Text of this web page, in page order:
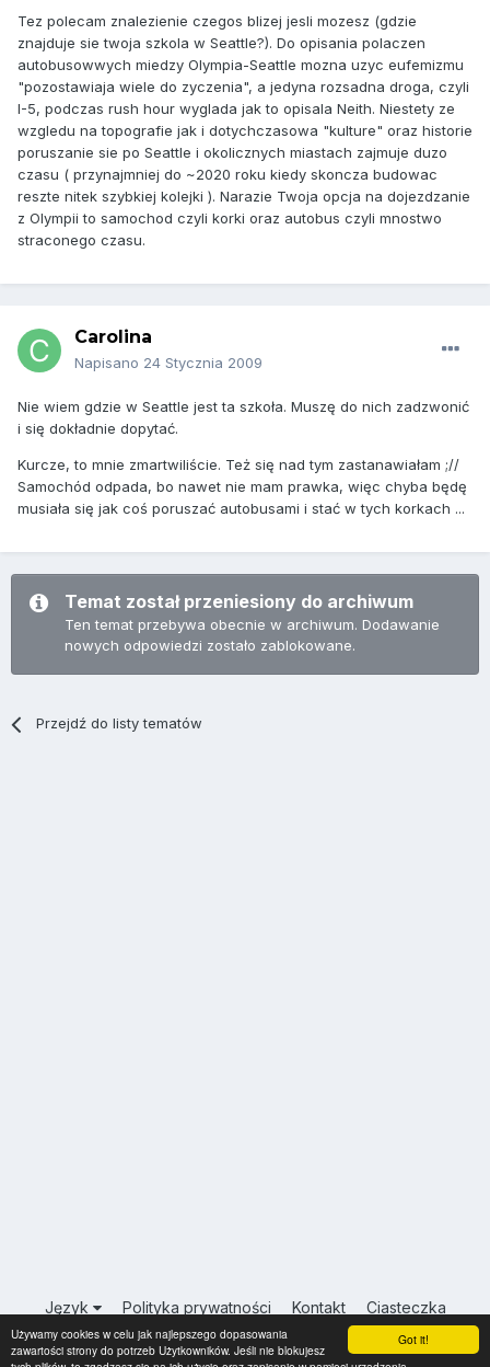
Got it!
Używamy cookies w celu jak najlepszego dopasowania
zawartości strony do potrzeb Użytkowników. Jeśli nie blokujesz
Tez polecam znalezienie czegos blizej jesli mozesz (gdzie
znajduje sie twoja szkola w Seattle?). Do opisania polaczen
autobusowwych miedzy Olympia-Seattle mozna uzyc eufemizmu
"pozostawiaja wiele do zyczenia", a jedyna rozsadna droga, czyli
I-5, podczas rush hour wyglada jak to opisala Neith. Niestety ze
wzgledu na topografie jak i dotychczasowa "kulture" oraz historie
poruszanie sie po Seattle i okolicznych miastach zajmuje duzo
czasu ( przynajmniej do ~2020 roku kiedy skoncza budowac
reszte nitek szybkiej kolejki ). Narazie Twoja opcja na dojezdzanie
z Olympii to samochod czyli korki oraz autobus czyli mnostwo
straconego czasu.
Carolina
Napisano 24 Stycznia 2009
Nie wiem gdzie w Seattle jest ta szkoła. Muszę do nich zadzwonić
i się dokładnie dopytać.
Kurcze, to mnie zmartwiliście. Też się nad tym zastanawiałam ;//
Samochód odpada, bo nawet nie mam prawka, więc chyba będę
musiała się jak coś poruszać autobusami i stać w tych korkach ...
Temat został przeniesiony do archiwum
Ten temat przebywa obecnie w archiwum. Dodawanie
nowych odpowiedzi zostało zablokowane.
Przejdź do listy tematów
Język Polityka prywatności Kontakt Ciasteczka
USA.INFO.PL
Powered by Invision Community